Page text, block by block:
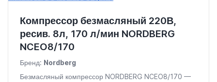
Компрессор безмасляный 220В,
ресив. 8л, 170 л/мин NORDBERG
NCEO8/170
Бренд: Nordberg
Безмасляный компрессор NORDBERG NCEO8/170 —